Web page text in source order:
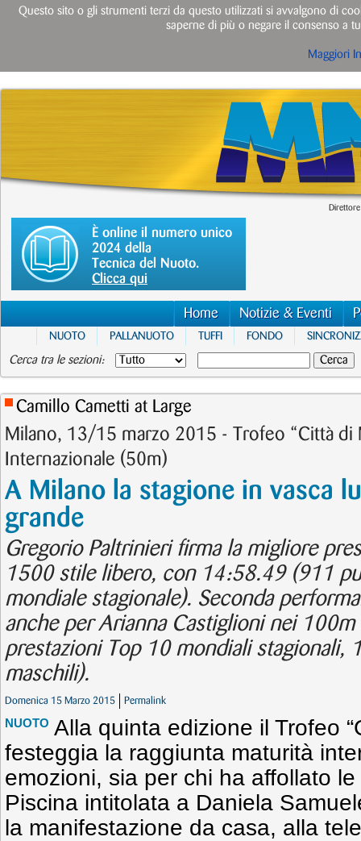
È online il numero unico
2024 della
Tecnica del Nuoto.
Clicca qui
Home Notizie & Eventi
NUOTO PALLANUOTO TUFFI FONDO
Cerca tra le sezioni:
Camillo Cametti at Large
Milano, 13/15 marzo 2015 - Trofeo “Città di
Internazionale (50m)
A Milano la stagione in vasca
grande
Gregorio Paltrinieri firma la migliore
1500 stile libero, con 14:58.49 (911
mondiale stagionale). Seconda
anche per Arianna Castiglioni nei
prestazioni Top 10 mondiali stagionali,
maschili).
Domenica 15 Marzo 2015 Permalink
NUOTO Alla quinta edizione il Trofeo
festeggia la raggiunta maturità
emozioni, sia per chi ha affollato
Piscina intitolata a Daniela
la manifestazione da casa, alla
Questo sito o gli strumenti terzi da questo utilizzati si avvalgono di
saperne di più o negare il consenso a
Maggiori